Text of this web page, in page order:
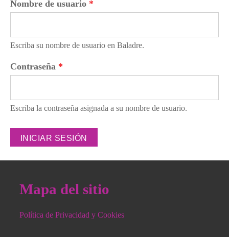
Nombre de usuario *
Escriba su nombre de usuario en Baladre.
Contraseña *
Escriba la contraseña asignada a su nombre de usuario.
Mapa del sitio
Política de Privacidad y Cookies